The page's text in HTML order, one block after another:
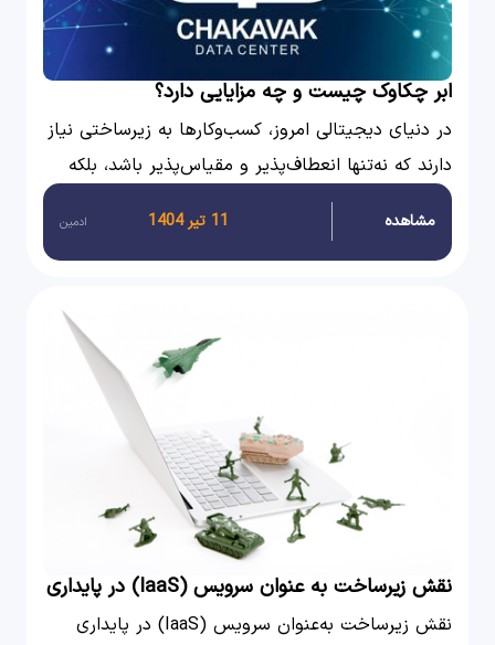
ابر چکاوک چیست و چه مزایایی دارد؟
در دنیای دیجیتالی امروز، کسب‌وکارها به زیرساختی نیاز
دارند که نه‌تنها انعطاف‌پذیر و مقیاس‌پذیر باشد، بلکه
امنیت و پایداری بالایی نیز فراهم کند.
مشاهده 11 تیر 1404 ادمین
نقش زیرساخت به عنوان سرویس (IaaS) در پایداری
سیستم های حیاتی در شرایط جنگی و بحراننقش زیرساخت به‌عنوان سرویس (IaaS) در پایداری